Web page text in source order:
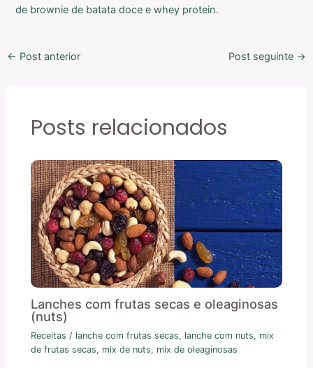
de brownie de batata doce e whey protein.
← Post anterior Post seguinte →
Posts relacionados
Lanches com frutas secas e oleaginosas
(nuts)
Receitas / lanche com frutas secas, lanche com nuts, mix
de frutas secas, mix de nuts, mix de oleaginosas